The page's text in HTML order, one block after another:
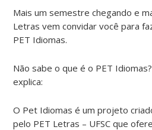
Mais um semestre chegando e
Letras vem convidar você para
PET Idiomas.
Não sabe o que é o PET
explica:
O Pet Idiomas é um projeto
pelo PET Letras – UFSC que